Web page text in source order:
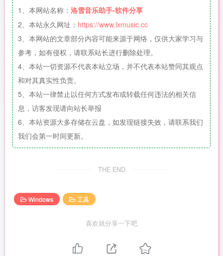
1、本网站名称： 洛雪音乐助手-软件分享
2、本站永久网址： https://www.lxmusic.cc
3、本网站的文章部分内容可能来源于网络，仅供大家学习与
参考，如有侵权，请联系站长进行删除处理。
4、本站一切资源不代表本站立场，并不代表本站赞同其观点
和对其真实性负责。
5、本站一律禁止以任何方式发布或转载任何违法的相关信
息，访客发现请向站长举报
6、本站资源大多存储在云盘，如发现链接失效，请联系我们
我们会第一时间更新。
THE END
Windows 工具
喜欢就分享一下吧